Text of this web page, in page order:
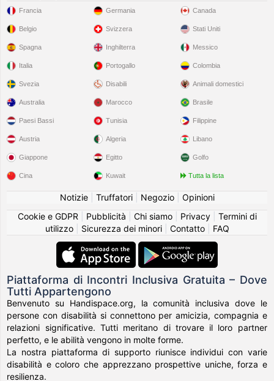
Francia
Belgio
Spagna
Italia
Svezia
Germania
Svizzera
Inghilterra
Portogallo
Disabili
Canada
Stati Uniti
Messico
Colombia
Animali domestici
Australia
Paesi Bassi
Austria
Giappone
Cina
Marocco
Tunisia
Algeria
Egitto
Kuwait
Brasile
Filippine
Libano
Golfo
Tutta la lista
Notizie| Truffatori| Negozio| Opinioni
Cookie e GDPR
Pubblicità Chi siamo| Privacy| Termini di
utilizzo| Sicurezza dei minori| Contatto| FAQ
Piattaforma di Incontri Inclusiva Gratuita – Dove
Tutti Appartengono
Benvenuto su Handispace.org, la comunità inclusiva dove le
persone con disabilità si connettono per amicizia, compagnia e
relazioni significative. Tutti meritano di trovare il loro partner
perfetto, e le abilità vengono in molte forme.
La nostra piattaforma di supporto riunisce individui con varie
disabilità e coloro che apprezzano prospettive uniche, forza e
resilienza.